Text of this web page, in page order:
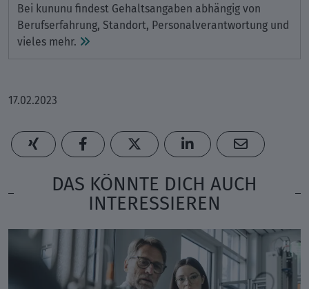
Bei kununu findest Gehaltsangaben abhängig von
Berufserfahrung, Standort, Personalverantwortung und
vieles mehr.
17.02.2023
DAS KÖNNTE DICH AUCH
INTERESSIEREN